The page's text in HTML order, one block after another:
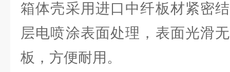
箱体壳采用进口中纤板材紧密
层电喷涂表面处理，表面光滑
板，方便耐用。